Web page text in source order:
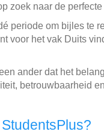
zoek naar de
periode om bijles te
voor het vak Duits
ander dat het
betrouwbaarheid